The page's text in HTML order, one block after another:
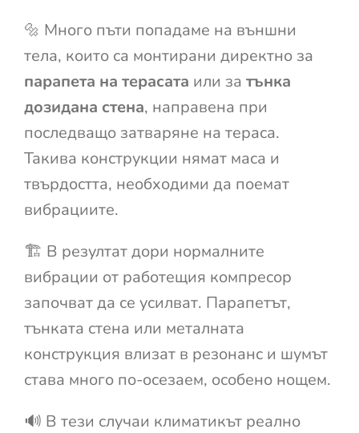
🔩 Много пъти попадаме на външни
тела, които са монтирани директно за
парапета на терасата или за тънка
дозидана стена, направена при
последващо затваряне на тераса.
Такива конструкции нямат маса и
твърдостта, необходими да поемат
вибрациите.
🏗️ В резултат дори нормалните
вибрации от работещия компресор
започват да се усилват. Парапетът,
тънката стена или металната
конструкция влизат в резонанс и шумът
става много по-осезаем, особено нощем.
🔊 В тези случаи климатикът реално